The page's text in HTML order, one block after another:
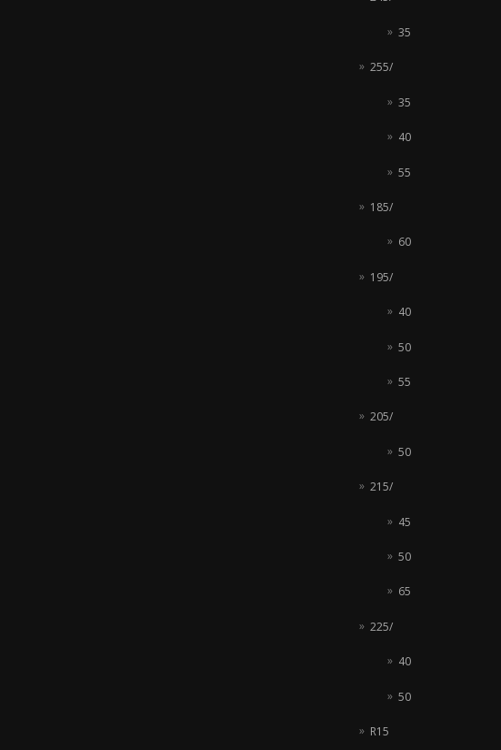
35
255/
35
40
55
185/
60
195/
40
50
55
205/
50
215/
45
50
65
225/
40
50
R15